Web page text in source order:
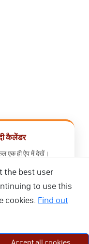
कैलेंडर
एक ही ऐप में देखें।
करें
the best user
to use this
cookies. Find out